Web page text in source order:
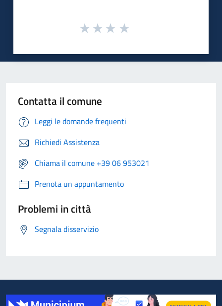
Contatta il comune
Leggi le domande frequenti
Richiedi Assistenza
Chiama il comune +39 06 953021
Prenota un appuntamento
Problemi in città
Segnala disservizio